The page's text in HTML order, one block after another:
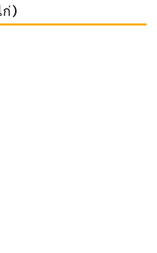
）